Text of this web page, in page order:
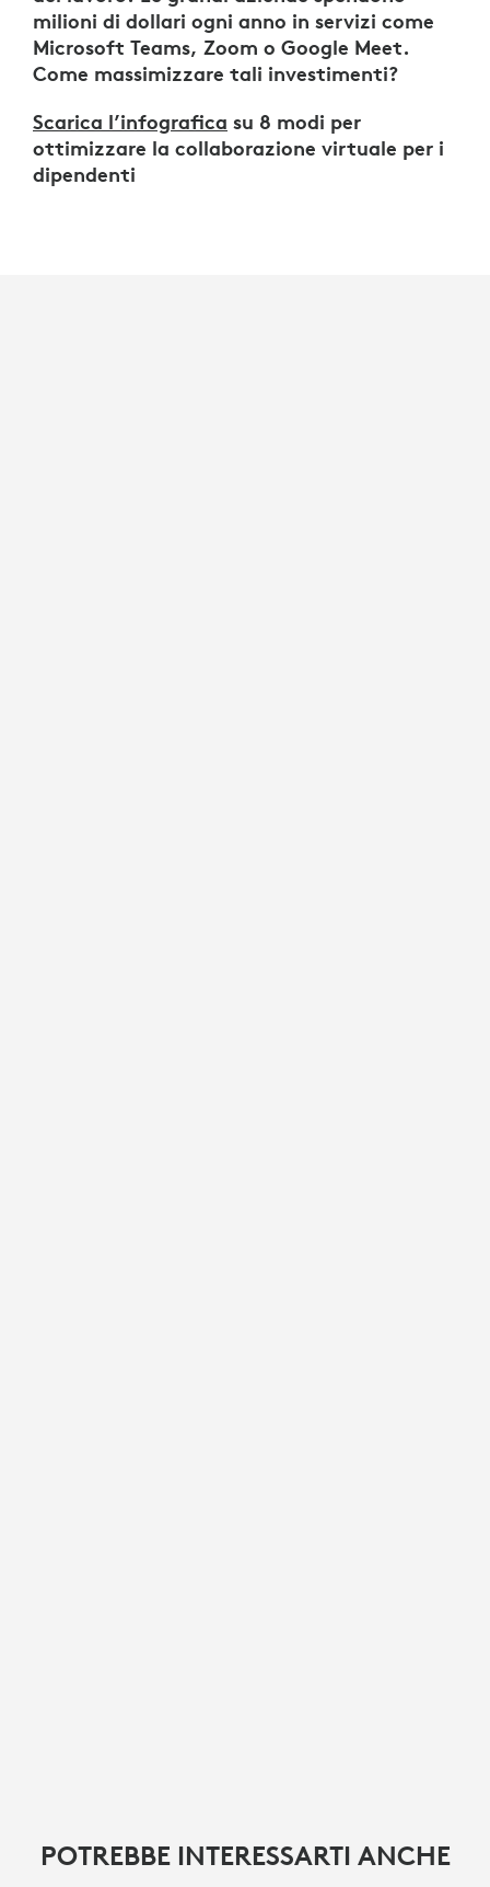
milioni di dollari ogni anno in servizi come
Microsoft Teams, Zoom o Google Meet.
Come massimizzare tali investimenti?
Scarica l’infografica su 8 modi per
ottimizzare la collaborazione virtuale per i
dipendenti
POTREBBE INTERESSARTI ANCHE